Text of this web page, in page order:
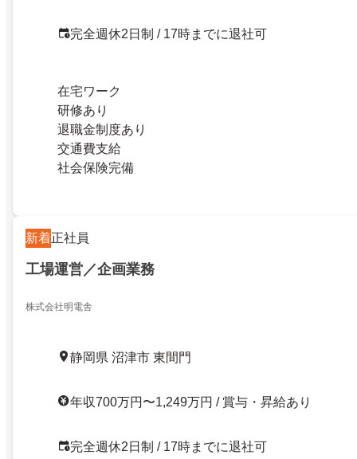
完全週休2日制 / 17時までに退社可
在宅ワーク
研修あり
退職金制度あり
交通費支給
社会保険完備
新着正社員
工場運営／企画業務
株式会社明電舎
静岡県 沼津市 東間門
年収700万円〜1,249万円 / 賞与・昇給あり
完全週休2日制 / 17時までに退社可